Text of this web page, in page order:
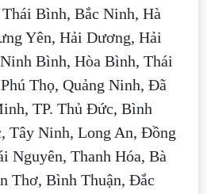
Bình, Bắc Ninh, Hà
Yên, Hải Dương, Hải
Bình, Hòa Bình, Thái
Thọ, Quảng Ninh, Đã
TP. Thủ Đức, Bình
Tây Ninh, Long An, Đồng
Nguyên, Thanh Hóa, Bà
Thơ, Bình Thuận, Đắc